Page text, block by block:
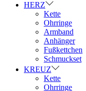
HERZ
Kette
Ohrringe
Armband
Anhänger
Fußkettchen
Schmuckset
KREUZ
Kette
Ohrringe